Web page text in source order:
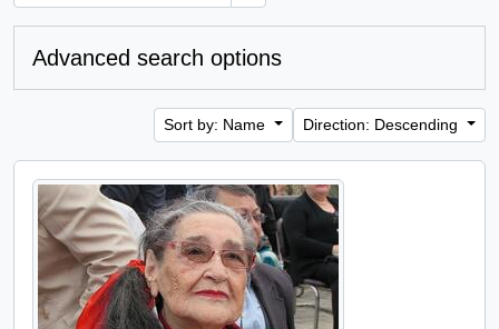
Advanced search options
Sort by: Name Direction: Descending